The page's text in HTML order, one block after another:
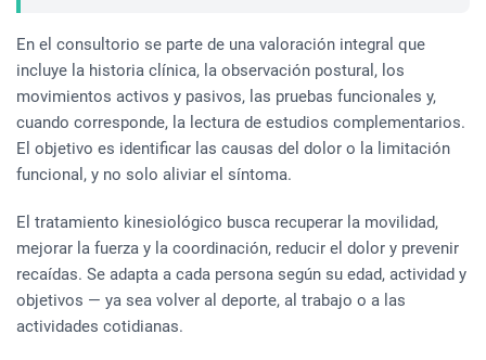
En el consultorio se parte de una valoración integral que
incluye la historia clínica, la observación postural, los
movimientos activos y pasivos, las pruebas funcionales y,
cuando corresponde, la lectura de estudios complementarios.
El objetivo es identificar las causas del dolor o la limitación
funcional, y no solo aliviar el síntoma.
El tratamiento kinesiológico busca recuperar la movilidad,
mejorar la fuerza y la coordinación, reducir el dolor y prevenir
recaídas. Se adapta a cada persona según su edad, actividad y
objetivos — ya sea volver al deporte, al trabajo o a las
actividades cotidianas.